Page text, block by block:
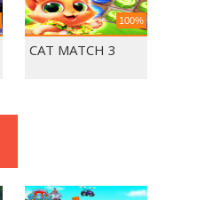
100%
CAT MATCH 3